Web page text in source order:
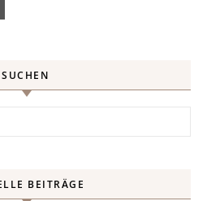
SUCHEN
BEITRÄGE